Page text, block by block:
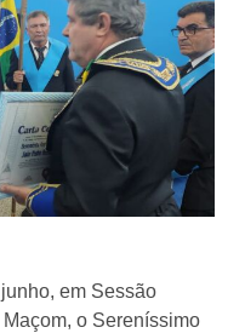
em Sessão
o Sereníssimo